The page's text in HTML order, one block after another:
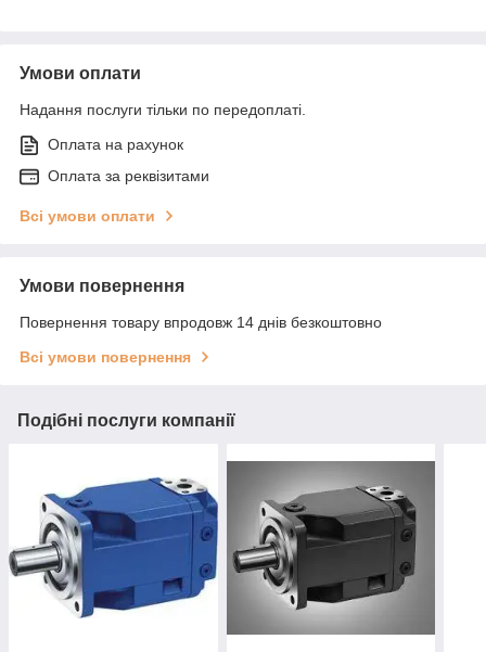
Умови оплати
Надання послуги тільки по передоплаті.
Оплата на рахунок
Оплата за реквізитами
Всі умови оплати
Умови повернення
Повернення товару впродовж 14 днів безкоштовно
Всі умови повернення
Подібні послуги компанії